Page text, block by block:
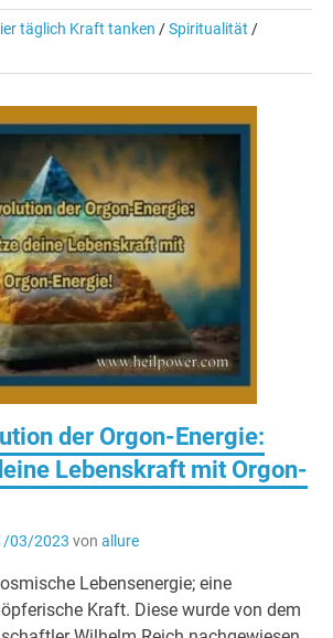
täglich Kraft tanken /Spiritualität /
der Orgon-Energie:
Lebenskraft mit Orgon-
03/2023 von allure
Lebensenergie; eine
Kraft. Diese wurde von dem